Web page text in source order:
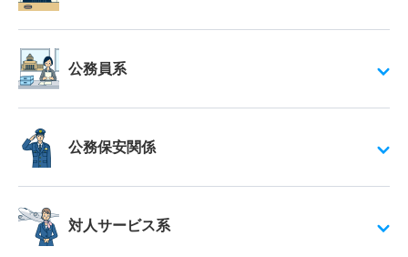
公務員系
公務保安関係
対人サービス系